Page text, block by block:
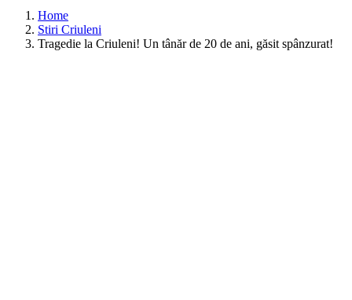
Home
Stiri Criuleni
Tragedie la Criuleni! Un tânăr de 20 de ani, găsit spânzurat!